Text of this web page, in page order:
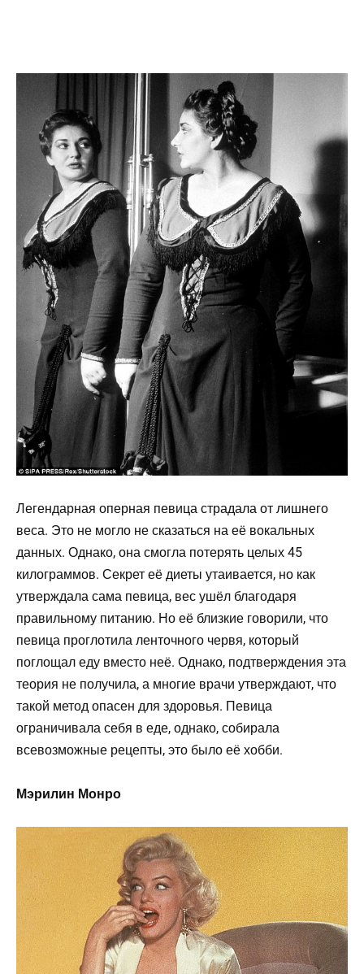
Легендарная оперная певица страдала от лишнего
веса. Это не могло не сказаться на её вокальных
данных. Однако, она смогла потерять целых 45
килограммов. Секрет её диеты утаивается, но как
утверждала сама певица, вес ушёл благодаря
правильному питанию. Но её близкие говорили, что
певица проглотила ленточного червя, который
поглощал еду вместо неё. Однако, подтверждения эта
теория не получила, а многие врачи утверждают, что
такой метод опасен для здоровья. Певица
ограничивала себя в еде, однако, собирала
всевозможные рецепты, это было её хобби.
Мэрилин Монро